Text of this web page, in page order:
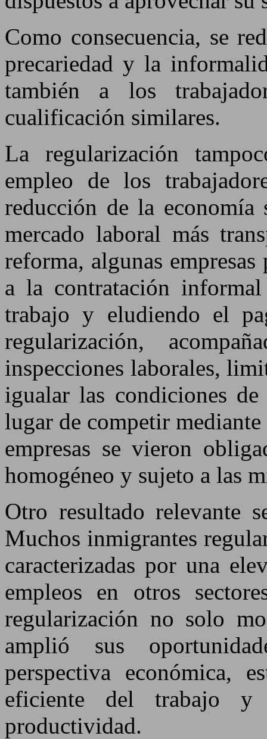
Como consecuencia, se
precariedad y la
también a los
cualificación similares.
La regularización
empleo de los
reducción de la
mercado laboral más
reforma, algunas
a la contratación
trabajo y eludiendo el
regularización,
inspecciones laborales,
igualar las condiciones de
lugar de competir
empresas se vieron
homogéneo y sujeto a las
Otro resultado relevante
Muchos inmigrantes
caracterizadas por una
empleos en otros
regularización no solo
amplió sus
perspectiva económica,
eficiente del trabajo
productividad.